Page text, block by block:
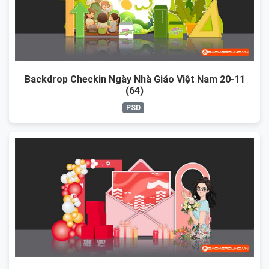
Backdrop Checkin Ngày Nhà Giáo Việt Nam 20-11
(64)
PSD